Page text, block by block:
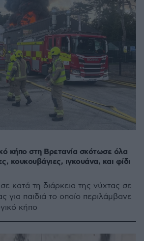
κήπο στη Βρετανία σκότωσε όλα
κουκουβάγιες, ιγκουάνα, και φίδι
κατά τη διάρκεια της νύχτας σε
για παιδιά το οποίο περιλάμβανε
κήπο